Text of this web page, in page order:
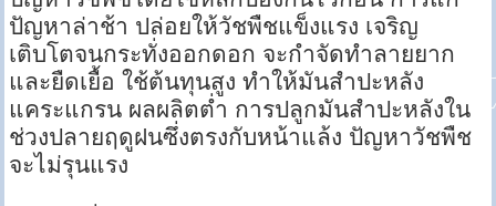
ปัญหาล่าช้า ปล่อยให้วัชพืชแข็งแรง เจริญ
เติบโตจนกระทั่งออกดอก จะกำจัดทำลายยาก
และยืดเยื้อ ใช้ต้นทุนสูง ทำให้มันสำปะหลัง
แคระแกรน ผลผลิตต่ำ การปลูกมันสำปะหลังใน
ช่วงปลายฤดูฝนซึ่งตรงกับหน้าแล้ง ปัญหาวัชพืช
จะไม่รุนแรง